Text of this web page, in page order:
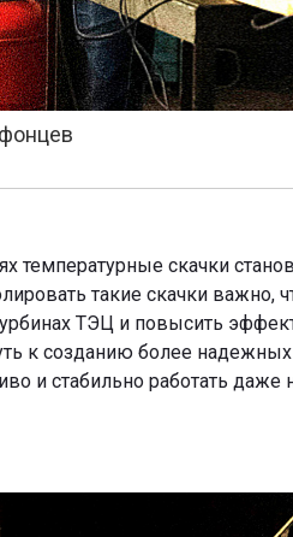
температурные скачки
такие скачки важно,
ТЭЦ и повысить
к созданию более
и стабильно работать даже